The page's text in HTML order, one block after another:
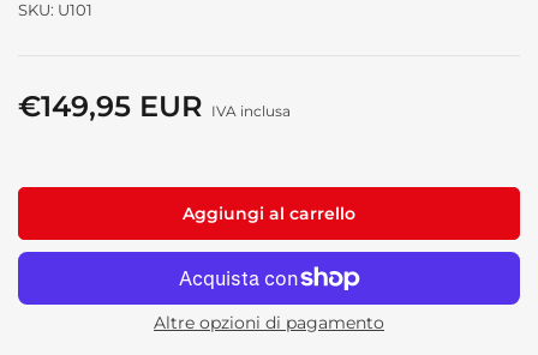
SKU: U101
Prezzo
€149,95 EUR IVA inclusa
Aggiungi al carrello
Altre opzioni di pagamento